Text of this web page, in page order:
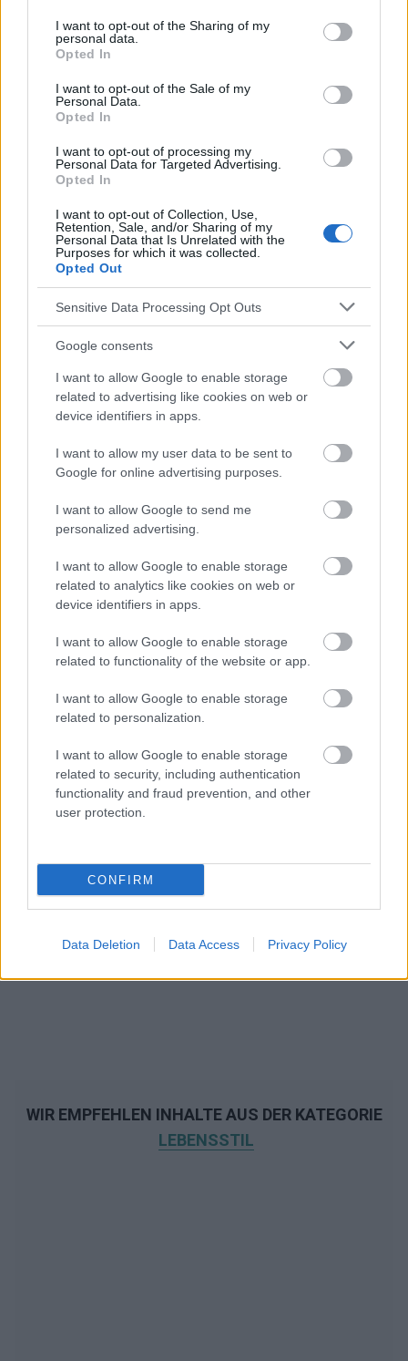
not limited to your visit or usage behaviour. You may click to
grant or deny consent to Google and its third-party tags to
use your data for below specified purposes in below Google
consent section.
I want to opt-out of the Sharing of my
personal data.
Opted In
I want to opt-out of the Sale of my
Personal Data.
Opted In
I want to opt-out of processing my
Personal Data for Targeted Advertising.
Opted In
I want to opt-out of Collection, Use,
Retention, Sale, and/or Sharing of my
Personal Data that Is Unrelated with the
Purposes for which it was collected.
Opted Out
Sensitive Data Processing Opt Outs
Google consents
I want to allow Google to enable storage
related to advertising like cookies on web or
device identifiers in apps.
I want to allow my user data to be sent to
Google for online advertising purposes.
I want to allow Google to send me
personalized advertising.
I want to allow Google to enable storage
related to analytics like cookies on web or
device identifiers in apps.
I want to allow Google to enable storage
related to functionality of the website or app.
I want to allow Google to enable storage
related to personalization.
I want to allow Google to enable storage
related to security, including authentication
functionality and fraud prevention, and other
user protection.
CONFIRM
Data Deletion Data Access Privacy Policy
Gesunde fette Gesunde rezepte
Haferflocken
Regelmäßigkeit der mahlzeiten
Verzicht auf zucker
Vollkornprodukte
polskim
Bildungs- und Informationszwecken. Der Herausgeber und die
Anwendung verantwortlich. Bevor Sie Ratschläge oder Tipps auf
der Website verwenden, ist es unbedingt erforderlich, einen Arzt
WIR EMPFEHLEN INHALTE AUS DER KATEGORIE
LEBENSSTIL